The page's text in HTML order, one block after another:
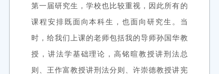
第一届研究生，学校也比较重视，因此所有的
课程安排既面向本科生，也面向研究生。当
时，给我们上课的老师包括我的导师孙国华教
授，讲法学基础理论，高铭暄教授讲刑法总
则、王作富教授讲刑法分则、许崇德教授讲宪